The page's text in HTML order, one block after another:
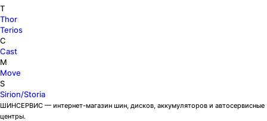
T
Thor
Terios
C
Cast
M
Move
S
Sirion/Storia
ШИНСЕРВИС — интернет-магазин шин, дисков, аккумуляторов и автосервисные
центры.